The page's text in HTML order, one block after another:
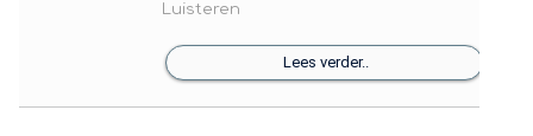
Luisteren
Lees verder..